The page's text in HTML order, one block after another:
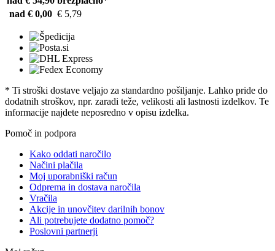
nad € 0,00 € 5,79
* Ti stroški dostave veljajo za standardno pošiljanje. Lahko pride do
dodatnih stroškov, npr. zaradi teže, velikosti ali lastnosti izdelkov. Te
informacije najdete neposredno v opisu izdelka.
Pomoč in podpora
Kako oddati naročilo
Načini plačila
Moj uporabniški račun
Odprema in dostava naročila
Vračila
Akcije in unovčitev darilnih bonov
Ali potrebujete dodatno pomoč?
Poslovni partnerji